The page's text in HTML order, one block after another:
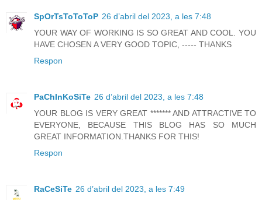
SpOrTsToToToP 26 d’abril del 2023, a les 7:48
YOUR WAY OF WORKING IS SO GREAT AND COOL. YOU
HAVE CHOSEN A VERY GOOD TOPIC, ----- THANKS
Respon
PaChInKoSiTe 26 d’abril del 2023, a les 7:48
YOUR BLOG IS VERY GREAT ******* AND ATTRACTIVE TO
EVERYONE, BECAUSE THIS BLOG HAS SO MUCH
GREAT INFORMATION.THANKS FOR THIS!
Respon
RaCeSiTe 26 d’abril del 2023, a les 7:49